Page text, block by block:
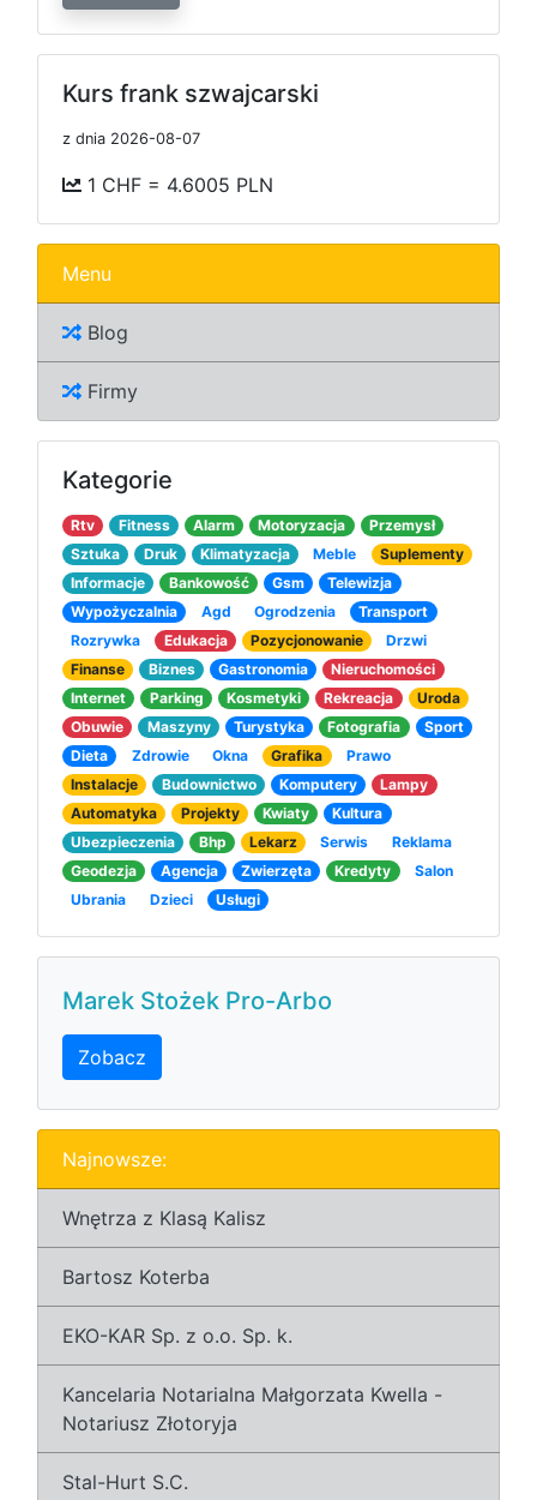
Kurs frank szwajcarski
z dnia 2026-08-07
1 CHF = 4.6005 PLN
Menu
Blog
Firmy
Kategorie
Rtv Fitness Alarm Motoryzacja
Przemysł
Sztuka
Druk Klimatyzacja Meble
Suplementy
Informacje
Bankowość Gsm
Telewizja
Wypożyczalnia
Agd Ogrodzenia
Transport
Rozrywka
Edukacja Pozycjonowanie
Drzwi
Finanse
Biznes Gastronomia
Nieruchomości
Internet
Parking Kosmetyki Rekreacja
Uroda
Obuwie
Maszyny Turystyka Fotografia
Sport
Dieta
Zdrowie Okna Grafika
Prawo
Instalacje
Budownictwo Komputery
Lampy
Automatyka
Projekty Kwiaty
Kultura
Ubezpieczenia
Bhp Lekarz Serwis
Reklama
Geodezja
Agencja Zwierzęta Kredyty
Salon
Ubrania
Dzieci Usługi
Marek Stożek Pro-Arbo
Zobacz
Najnowsze:
Wnętrza z Klasą Kalisz
Bartosz Koterba
EKO-KAR Sp. z o.o. Sp. k.
Kancelaria Notarialna Małgorzata Kwella -
Notariusz Złotoryja
Stal-Hurt S.C.